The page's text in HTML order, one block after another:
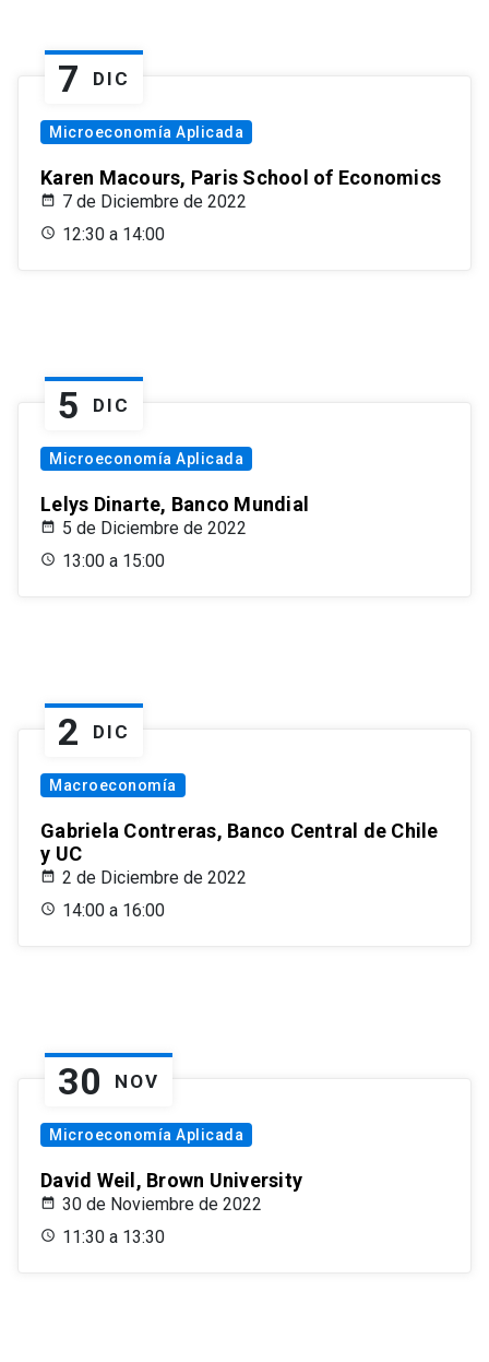
7 DIC
Microeconomía Aplicada
Karen Macours, Paris School of Economics
7 de Diciembre de 2022
12:30 a 14:00
5 DIC
Microeconomía Aplicada
Lelys Dinarte, Banco Mundial
5 de Diciembre de 2022
13:00 a 15:00
2 DIC
Macroeconomía
Gabriela Contreras, Banco Central de Chile
y UC
2 de Diciembre de 2022
14:00 a 16:00
30 NOV
Microeconomía Aplicada
David Weil, Brown University
30 de Noviembre de 2022
11:30 a 13:30